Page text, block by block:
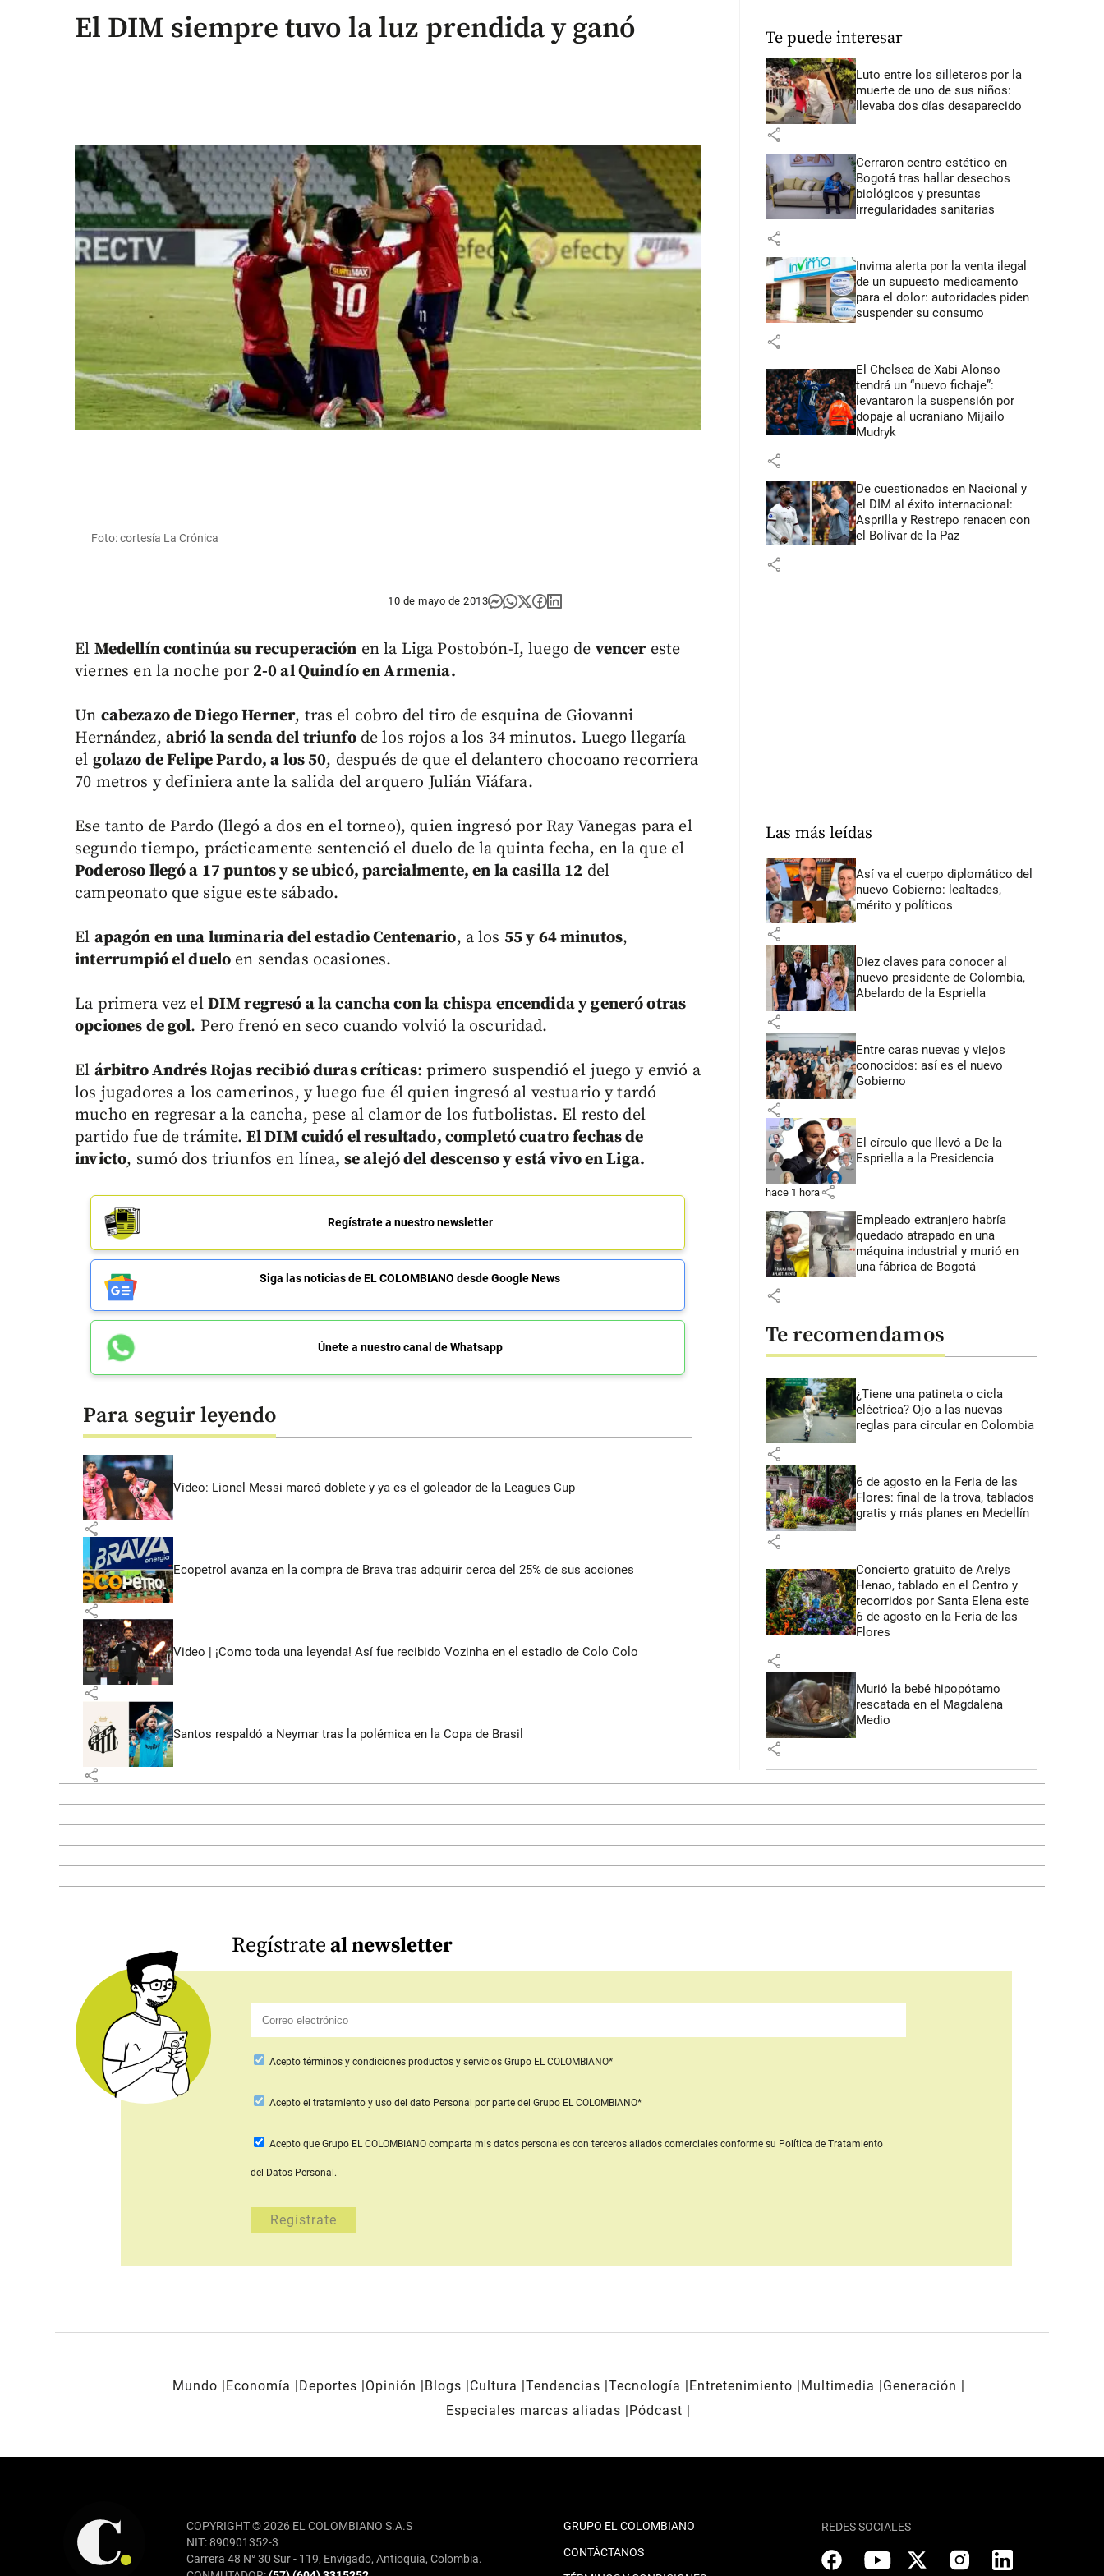
El DIM siempre tuvo la luz prendida y ganó
Foto: cortesía La Crónica
10 de mayo de 2013
El Medellín continúa su recuperación en la Liga Postobón-I, luego de vencereste
viernes en la noche por2-0 al Quindío en Armenia.
Un cabezazo de Diego Herner, tras el cobro del tiro de esquina de Giovanni
Hernández, abrió la senda del triunfode los rojos a los 34 minutos. Luego llegaría
el golazo de Felipe Pardo, a los 50, después de que el delantero chocoano recorriera
70 metros y definiera ante la salida del arquero Julián Viáfara.
Ese tanto de Pardo (llegó a dos en el torneo), quien ingresó por Ray Vanegas para el
segundo tiempo, prácticamente sentenció el duelo de la quinta fecha, en la que el
Poderoso llegó a 17 puntos y se ubicó, parcialmente, en la casilla 12 del
campeonato que sigue este sábado.
El apagón en una luminaria del estadio Centenario, a los 55 y 64 minutos,
interrumpió el duelo en sendas ocasiones.
La primera vez el DIM regresó a la cancha con la chispa encendida y generó otras
opciones de gol. Pero frenó en seco cuando volvió la oscuridad.
El árbitro Andrés Rojas recibió duras críticas: primero suspendió el juego y envió a
los jugadores a los camerinos, y luego fue él quien ingresó al vestuario y tardó
mucho en regresar a la cancha, pese al clamor de los futbolistas. El resto del
partido fue de trámite. El DIM cuidó el resultado, completó cuatro fechas de
invicto, sumó dos triunfos en línea, se alejó del descenso y está vivo en Liga.
Regístrate a nuestro newsletter
Siga las noticias de EL COLOMBIANO desde Google News
Únete a nuestro canal de Whatsapp
Para seguir leyendo
Video: Lionel Messi marcó doblete y ya es el goleador de la Leagues Cup
share
Ecopetrol avanza en la compra de Brava tras adquirir cerca del 25% de sus acciones
share
Video | ¡Como toda una leyenda! Así fue recibido Vozinha en el estadio de Colo Colo
share
Santos respaldó a Neymar tras la polémica en la Copa de Brasil
share
Te puede interesar
Luto entre los silleteros por la
muerte de uno de sus niños:
llevaba dos días desaparecido
share
Cerraron centro estético en
Bogotá tras hallar desechos
biológicos y presuntas
irregularidades sanitarias
share
Invima alerta por la venta ilegal
de un supuesto medicamento
para el dolor: autoridades piden
suspender su consumo
share
El Chelsea de Xabi Alonso
tendrá un “nuevo fichaje”:
levantaron la suspensión por
dopaje al ucraniano Mijailo
Mudryk
share
De cuestionados en Nacional y
el DIM al éxito internacional:
Asprilla y Restrepo renacen con
el Bolívar de la Paz
share
Las más leídas
Así va el cuerpo diplomático del
nuevo Gobierno: lealtades,
mérito y políticos
share
Diez claves para conocer al
nuevo presidente de Colombia,
Abelardo de la Espriella
share
Entre caras nuevas y viejos
conocidos: así es el nuevo
Gobierno
share
El círculo que llevó a De la
Espriella a la Presidencia
hace 1 hora share
Empleado extranjero habría
quedado atrapado en una
máquina industrial y murió en
una fábrica de Bogotá
share
Te recomendamos
¿Tiene una patineta o cicla
eléctrica? Ojo a las nuevas
reglas para circular en Colombia
share
6 de agosto en la Feria de las
Flores: final de la trova, tablados
gratis y más planes en Medellín
share
Concierto gratuito de Arelys
Henao, tablado en el Centro y
recorridos por Santa Elena este
6 de agosto en la Feria de las
Flores
share
Murió la bebé hipopótamo
rescatada en el Magdalena
Medio
share
Regístrateal newsletter
Acepto términos y condiciones productos y servicios Grupo EL COLOMBIANO*
Aceptoel tratamiento y uso del dato Personal por parte del Grupo EL COLOMBIANO*
Acepto que Grupo EL COLOMBIANO comparta mis datos personales con terceros aliados comercialesconforme su Política de Tratamiento
del Datos Personal.
Mundo Economía Deportes Opinión Blogs Cultura Tendencias Tecnología Entretenimiento Multimedia
Generación
Especiales marcas aliadas
Pódcast
COPYRIGHT © 2026 EL COLOMBIANO S.A.S
NIT: 890901352-3
Carrera 48 N° 30 Sur - 119, Envigado, Antioquia, Colombia.
GRUPO EL COLOMBIANO
CONTÁCTANOS
REDES SOCIALES